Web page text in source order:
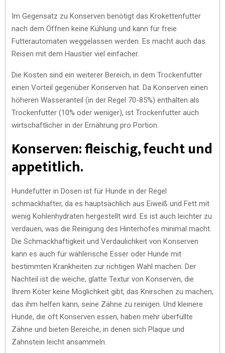
Im Gegensatz zu Konserven benötigt das Krokettenfutter
nach dem Öffnen keine Kühlung und kann für freie
Futterautomaten weggelassen werden. Es macht auch das
Reisen mit dem Haustier viel einfacher.
Die Kosten sind ein weiterer Bereich, in dem Trockenfutter
einen Vorteil gegenüber Konserven hat. Da Konserven einen
höheren Wasseranteil (in der Regel 70-85%) enthalten als
Trockenfutter (10% oder weniger), ist Trockenfutter auch
wirtschaftlicher in der Ernährung pro Portion.
Konserven: fleischig, feucht und
appetitlich.
Hundefutter in Dosen ist für Hunde in der Regel
schmackhafter, da es hauptsächlich aus Eiweiß und Fett mit
wenig Kohlenhydraten hergestellt wird. Es ist auch leichter zu
verdauen, was die Reinigung des Hinterhofes minimal macht.
Die Schmackhaftigkeit und Verdaulichkeit von Konserven
kann es auch für wählerische Esser oder Hunde mit
bestimmten Krankheiten zur richtigen Wahl machen. Der
Nachteil ist die weiche, glatte Textur von Konserven, die
Ihrem Köter keine Möglichkeit gibt, das Knirschen zu machen,
das ihm helfen kann, seine Zähne zu reinigen. Und kleinere
Hunde, die oft Konserven essen, haben mehr überfüllte
Zähne und bieten Bereiche, in denen sich Plaque und
Zahnstein leicht ansammeln.